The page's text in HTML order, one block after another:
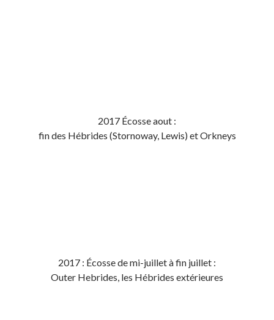
2017 Écosse aout :
fin des Hébrides (Stornoway, Lewis) et Orkneys
2017 : Écosse de mi-juillet à fin juillet :
Outer Hebrides, les Hébrides extérieures